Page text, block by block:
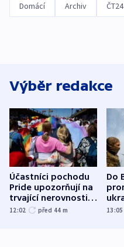
Domácí Archiv ČT24
Výběr redakce
Účastníci pochodu
Pride upozorňují na
trvající nerovnosti i
společenskou
12:02 před 44 m
Do
13:05